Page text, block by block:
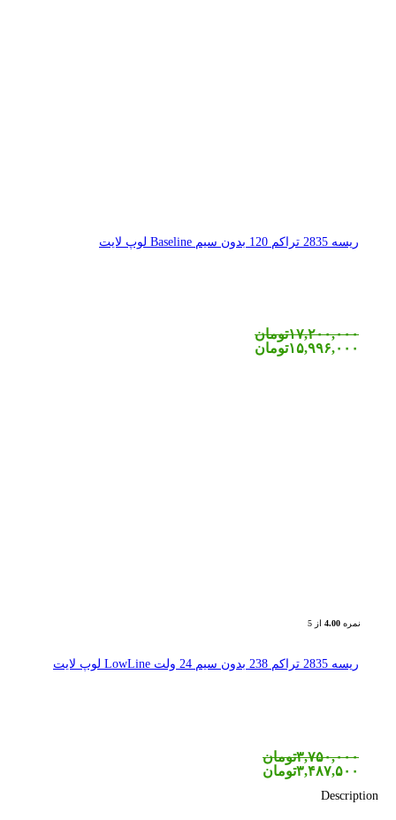
ریسه 2835 تراکم 120 بدون سیم Baseline لوپ لایت
۱۷,۲۰۰,۰۰۰تومان
۱۵,۹۹۶,۰۰۰تومان
نمره 4.00 از 5
ریسه 2835 تراکم 238 بدون سیم 24 ولت LowLine لوپ لایت
۳,۷۵۰,۰۰۰تومان
۳,۴۸۷,۵۰۰تومان
Description